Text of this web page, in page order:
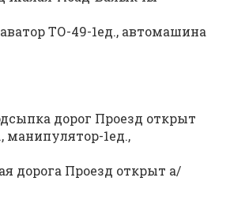
ТО-49-1ед., автомашина
дорог Проезд открыт
манипулятор-1ед.,
дорога Проезд открыт а/